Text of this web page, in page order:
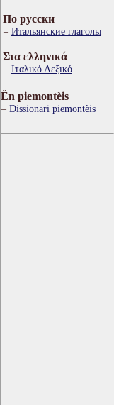
По русски
Итальянские глаголы
Στα ελληνικά
Ιταλικό Λεξικό
Ën piemontèis
Dissionari piemontèis